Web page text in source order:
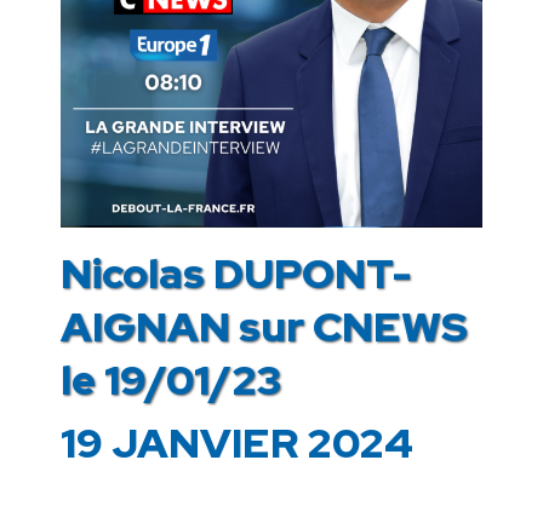
Nicolas DUPONT-
AIGNAN sur CNEWS
le 19/01/23
19 JANVIER 2024